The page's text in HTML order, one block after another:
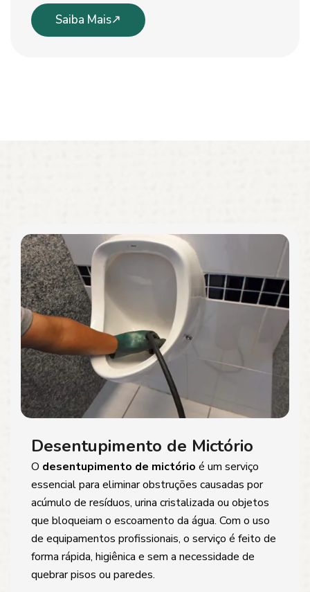
Saiba Mais
Desentupimento de Mictório
O desentupimento de mictório é um serviço
essencial para eliminar obstruções causadas por
acúmulo de resíduos, urina cristalizada ou objetos
que bloqueiam o escoamento da água. Com o uso
de equipamentos profissionais, o serviço é feito de
forma rápida, higiênica e sem a necessidade de
quebrar pisos ou paredes.